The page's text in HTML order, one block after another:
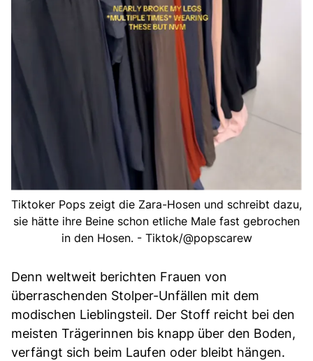
Tiktoker Pops zeigt die Zara-Hosen und schreibt dazu,
sie hätte ihre Beine schon etliche Male fast gebrochen
in den Hosen. - Tiktok/@popscarew
Denn weltweit berichten Frauen von
überraschenden Stolper-Unfällen mit dem
modischen Lieblingsteil. Der Stoff reicht bei den
meisten Trägerinnen bis knapp über den Boden,
verfängt sich beim Laufen oder bleibt hängen.